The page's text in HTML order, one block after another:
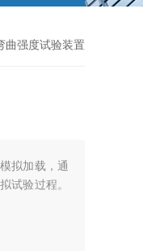
曲强度试验装置
拟加载，通
试验过程。